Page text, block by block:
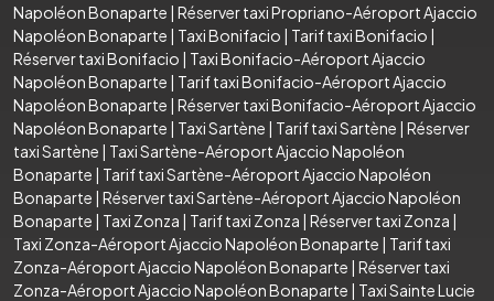
Napoléon Bonaparte | Réserver taxi Propriano-Aéroport Ajaccio
Napoléon Bonaparte | Taxi Bonifacio | Tarif taxi Bonifacio |
Réserver taxi Bonifacio | Taxi Bonifacio-Aéroport Ajaccio
Napoléon Bonaparte | Tarif taxi Bonifacio-Aéroport Ajaccio
Napoléon Bonaparte | Réserver taxi Bonifacio-Aéroport Ajaccio
Napoléon Bonaparte | Taxi Sartène | Tarif taxi Sartène | Réserver
taxi Sartène | Taxi Sartène-Aéroport Ajaccio Napoléon
Bonaparte | Tarif taxi Sartène-Aéroport Ajaccio Napoléon
Bonaparte | Réserver taxi Sartène-Aéroport Ajaccio Napoléon
Bonaparte | Taxi Zonza | Tarif taxi Zonza | Réserver taxi Zonza |
Taxi Zonza-Aéroport Ajaccio Napoléon Bonaparte | Tarif taxi
Zonza-Aéroport Ajaccio Napoléon Bonaparte | Réserver taxi
Zonza-Aéroport Ajaccio Napoléon Bonaparte | Taxi Sainte Lucie